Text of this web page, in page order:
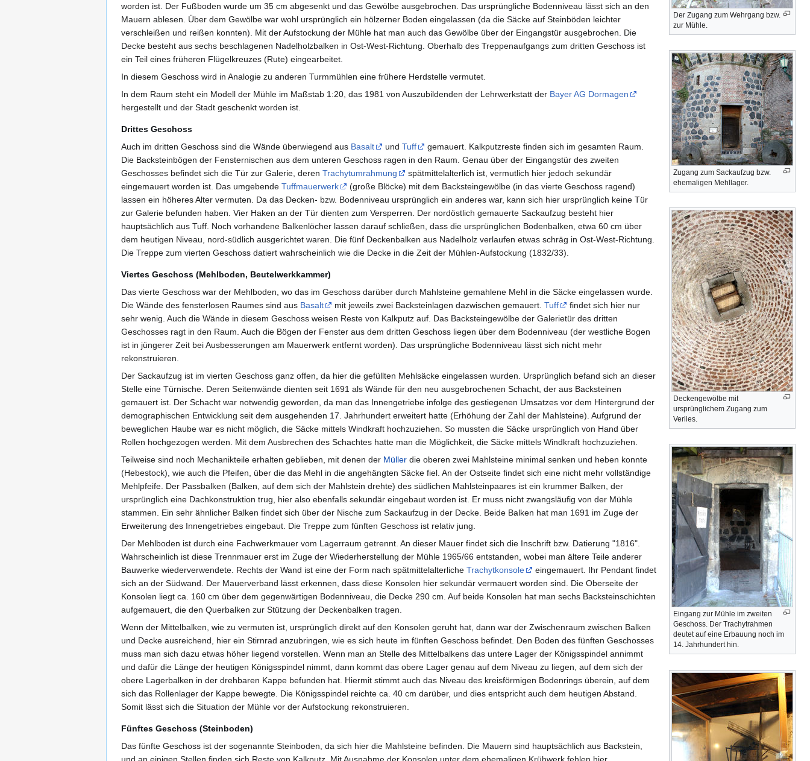
Der Zugang zum Wehrgang bzw.
zur Mühle.
Zugang zum Sackaufzug bzw.
ehemaligen Mehllager.
Deckengewölbe mit
ursprünglichem Zugang zum
Verlies.
Eingang zur Mühle im zweiten
Geschoss. Der Trachytrahmen
deutet auf eine Erbauung noch im
14. Jahrhundert hin.
worden ist. Der Fußboden wurde um 35 cm abgesenkt und das Gewölbe ausgebrochen. Das ursprüngliche Bodenniveau lässt sich an den
Mauern ablesen. Über dem Gewölbe war wohl ursprünglich ein hölzerner Boden eingelassen (da die Säcke auf Steinböden leichter
verschleißen und reißen konnten). Mit der Aufstockung der Mühle hat man auch das Gewölbe über der Eingangstür ausgebrochen. Die
Decke besteht aus sechs beschlagenen Nadelholzbalken in Ost-West-Richtung. Oberhalb des Treppenaufgangs zum dritten Geschoss ist
ein Teil eines früheren Flügelkreuzes (Rute) eingearbeitet.
In diesem Geschoss wird in Analogie zu anderen Turmmühlen eine frühere Herdstelle vermutet.
In dem Raum steht ein Modell der Mühle im Maßstab 1:20, das 1981 von Auszubildenden der Lehrwerkstatt der Bayer AG Dormagen
hergestellt und der Stadt geschenkt worden ist.
Drittes Geschoss
Auch im dritten Geschoss sind die Wände überwiegend aus Basalt und Tuff
gemauert. Kalkputzreste finden sich im gesamten Raum.
Die Backsteinbögen der Fensternischen aus dem unteren Geschoss ragen in den Raum. Genau über der Eingangstür des zweiten
Geschosses befindet sich die Tür zur Galerie, deren Trachytumrahmung
spätmittelalterlich ist, vermutlich hier jedoch sekundär
eingemauert worden ist. Das umgebende Tuffmauerwerk
(große Blöcke) mit dem Backsteingewölbe (in das vierte Geschoss ragend)
lassen ein höheres Alter vermuten. Da das Decken- bzw. Bodenniveau ursprünglich ein anderes war, kann sich hier ursprünglich keine Tür
zur Galerie befunden haben. Vier Haken an der Tür dienten zum Versperren. Der nordöstlich gemauerte Sackaufzug besteht hier
hauptsächlich aus Tuff. Noch vorhandene Balkenlöcher lassen darauf schließen, dass die ursprünglichen Bodenbalken, etwa 60 cm über
dem heutigen Niveau, nord-südlich ausgerichtet waren. Die fünf Deckenbalken aus Nadelholz verlaufen etwas schräg in Ost-West-Richtung.
Die Treppe zum vierten Geschoss datiert wahrscheinlich wie die Decke in die Zeit der Mühlen-Aufstockung (1832/33).
Viertes Geschoss (Mehlboden, Beutelwerkkammer)
Das vierte Geschoss war der Mehlboden, wo das im Geschoss darüber durch Mahlsteine gemahlene Mehl in die Säcke eingelassen wurde.
Die Wände des fensterlosen Raumes sind aus Basalt mit jeweils zwei Backsteinlagen dazwischen gemauert. Tuff
findet sich hier nur
sehr wenig. Auch die Wände in diesem Geschoss weisen Reste von Kalkputz auf. Das Backsteingewölbe der Galerietür des dritten
Geschosses ragt in den Raum. Auch die Bögen der Fenster aus dem dritten Geschoss liegen über dem Bodenniveau (der westliche Bogen
ist in jüngerer Zeit bei Ausbesserungen am Mauerwerk entfernt worden). Das ursprüngliche Bodenniveau lässt sich nicht mehr
rekonstruieren.
Der Sackaufzug ist im vierten Geschoss ganz offen, da hier die gefüllten Mehlsäcke eingelassen wurden. Ursprünglich befand sich an dieser
Stelle eine Türnische. Deren Seitenwände dienten seit 1691 als Wände für den neu ausgebrochenen Schacht, der aus Backsteinen
gemauert ist. Der Schacht war notwendig geworden, da man das Innengetriebe infolge des gestiegenen Umsatzes vor dem Hintergrund der
demographischen Entwicklung seit dem ausgehenden 17. Jahrhundert erweitert hatte (Erhöhung der Zahl der Mahlsteine). Aufgrund der
beweglichen Haube war es nicht möglich, die Säcke mittels Windkraft hochzuziehen. So mussten die Säcke ursprünglich von Hand über
Rollen hochgezogen werden. Mit dem Ausbrechen des Schachtes hatte man die Möglichkeit, die Säcke mittels Windkraft hochzuziehen.
Teilweise sind noch Mechanikteile erhalten geblieben, mit denen der Müller die oberen zwei Mahlsteine minimal senken und heben konnte
(Hebestock), wie auch die Pfeifen, über die das Mehl in die angehängten Säcke fiel. An der Ostseite findet sich eine nicht mehr vollständige
Mehlpfeife. Der Passbalken (Balken, auf dem sich der Mahlstein drehte) des südlichen Mahlsteinpaares ist ein krummer Balken, der
ursprünglich eine Dachkonstruktion trug, hier also ebenfalls sekundär eingebaut worden ist. Er muss nicht zwangsläufig von der Mühle
stammen. Ein sehr ähnlicher Balken findet sich über der Nische zum Sackaufzug in der Decke. Beide Balken hat man 1691 im Zuge der
Erweiterung des Innengetriebes eingebaut. Die Treppe zum fünften Geschoss ist relativ jung.
Der Mehlboden ist durch eine Fachwerkmauer vom Lagerraum getrennt. An dieser Mauer findet sich die Inschrift bzw. Datierung "1816".
Wahrscheinlich ist diese Trennmauer erst im Zuge der Wiederherstellung der Mühle 1965/66 entstanden, wobei man ältere Teile anderer
Bauwerke wiederverwendete. Rechts der Wand ist eine der Form nach spätmittelalterliche Trachytkonsole
eingemauert. Ihr Pendant findet
sich an der Südwand. Der Mauerverband lässt erkennen, dass diese Konsolen hier sekundär vermauert worden sind. Die Oberseite der
Konsolen liegt ca. 160 cm über dem gegenwärtigen Bodenniveau, die Decke 290 cm. Auf beide Konsolen hat man sechs Backsteinschichten
aufgemauert, die den Querbalken zur Stützung der Deckenbalken tragen.
Wenn der Mittelbalken, wie zu vermuten ist, ursprünglich direkt auf den Konsolen geruht hat, dann war der Zwischenraum zwischen Balken
und Decke ausreichend, hier ein Stirnrad anzubringen, wie es sich heute im fünften Geschoss befindet. Den Boden des fünften Geschosses
muss man sich dazu etwas höher liegend vorstellen. Wenn man an Stelle des Mittelbalkens das untere Lager der Königsspindel annimmt
und dafür die Länge der heutigen Königsspindel nimmt, dann kommt das obere Lager genau auf dem Niveau zu liegen, auf dem sich der
obere Lagerbalken in der drehbaren Kappe befunden hat. Hiermit stimmt auch das Niveau des kreisförmigen Bodenrings überein, auf dem
sich das Rollenlager der Kappe bewegte. Die Königsspindel reichte ca. 40 cm darüber, und dies entspricht auch dem heutigen Abstand.
Somit lässt sich die Situation der Mühle vor der Aufstockung rekonstruieren.
Fünftes Geschoss (Steinboden)
Das fünfte Geschoss ist der sogenannte Steinboden, da sich hier die Mahlsteine befinden. Die Mauern sind hauptsächlich aus Backstein,